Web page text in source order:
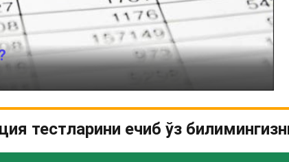
тестларини ечиб ўз